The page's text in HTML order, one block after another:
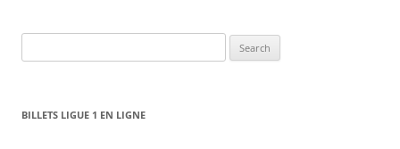
for:
BILLETS LIGUE 1 EN LIGNE